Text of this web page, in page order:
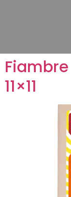
11×11